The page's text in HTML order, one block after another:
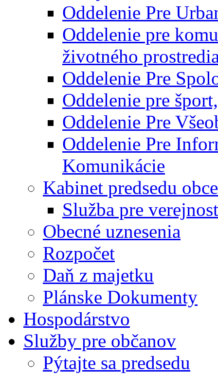
Oddelenie Pre
Oddelenie pre
životného
Oddelenie Pre
Oddelenie pre
Oddelenie Pre
Oddelenie Pre
Komunikácie
Kabinet predsedu obce
Služba pre
Obecné uznesenia
Rozpočet
Daň z majetku
Plánske Dokumenty
Hospodárstvo
Služby pre občanov
Pýtajte sa predsedu